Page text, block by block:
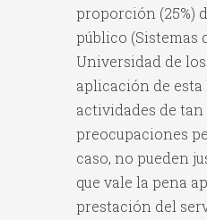
proporción (25%)
público (Sistemas
Universidad de los
aplicación de
actividades de
preocupaciones
caso, no pueden
que vale la pena
prestación del